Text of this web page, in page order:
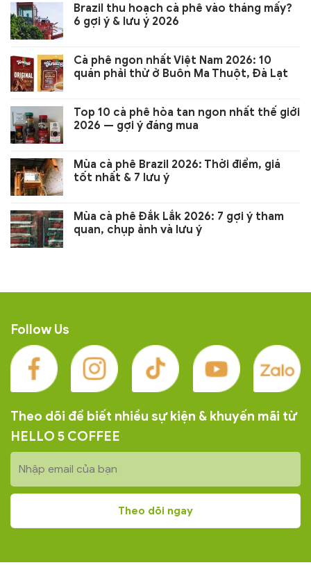
Brazil thu hoạch cà phê vào tháng mấy?
6 gợi ý & lưu ý 2026
Cà phê ngon nhất Việt Nam 2026: 10
quán phải thử ở Buôn Ma Thuột, Đà Lạt
Top 10 cà phê hòa tan ngon nhất thế giới
2026 — gợi ý đáng mua
Mùa cà phê Brazil 2026: Thời điểm, giá
tốt nhất & 7 lưu ý
Mùa cà phê Đắk Lắk 2026: 7 gợi ý tham
quan, chụp ảnh và lưu ý
Follow Us
Theo dõi để biết nhiều sự kiện & khuyến mãi từ
HELLO 5 COFFEE